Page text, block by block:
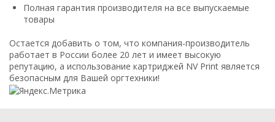
Полная гарантия производителя на все выпускаемые
товары
Остается добавить о том, что компания-производитель
работает в России более 20 лет и имеет высокую
репутацию, а использование картриджей NV Print является
безопасным для Вашей оргтехники!